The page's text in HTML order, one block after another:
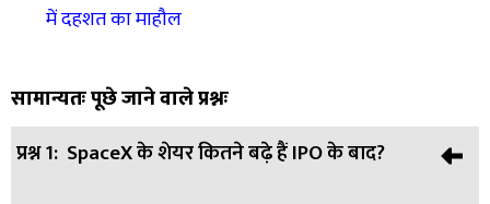
में दहशत का माहौल
सामान्यतः पूछे जाने वाले प्रश्नः
प्रश्न 1: SpaceX के शेयर कितने बढ़े हैं IPO के बाद?